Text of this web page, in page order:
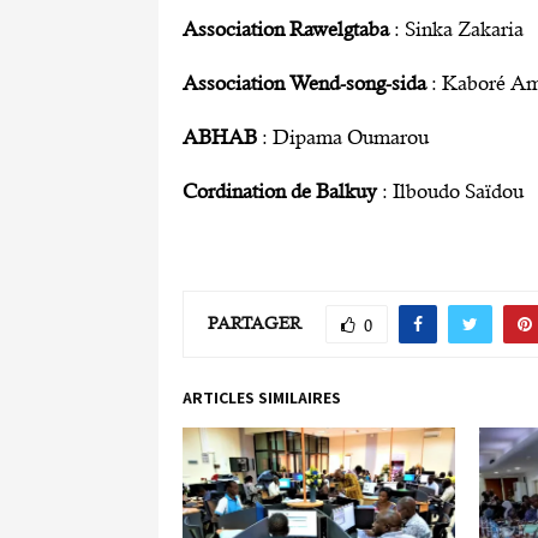
Association Rawelgtaba: Sinka Zakaria
Association Wend-song-sida: Kaboré
ABHAB : Dipama Oumarou
Cordination de Balkuy: Ilboudo Saïdou
PARTAGER 0
ARTICLES SIMILAIRES